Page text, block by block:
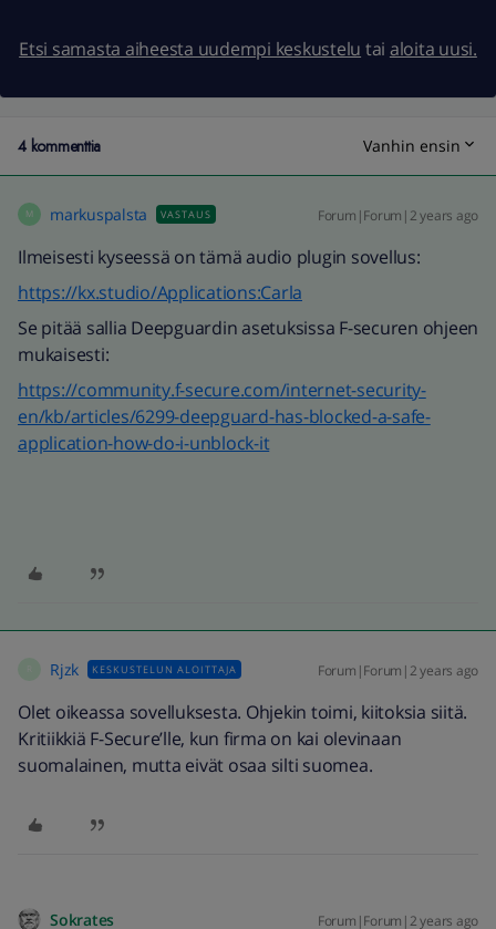
Etsi samasta aiheesta uudempi keskustelu tai aloita uusi.
4 kommenttia Vanhin ensin
M markuspalsta VASTAUS Forum|Forum|2 years ago
Ilmeisesti kyseessä on tämä audio plugin sovellus:
https://kx.studio/Applications:Carla
Se pitää sallia Deepguardin asetuksissa F-securen ohjeen
mukaisesti:
https://community.f-secure.com/internet-security-
en/kb/articles/6299-deepguard-has-blocked-a-safe-
application-how-do-i-unblock-it
Rjzk KESKUSTELUN ALOITTAJA Forum|Forum|2 years ago
Olet oikeassa sovelluksesta. Ohjekin toimi, kiitoksia siitä.
Kritiikkiä F-Secure’lle, kun firma on kai olevinaan
suomalainen, mutta eivät osaa silti suomea.
Sokrates Forum|Forum|2 years ago